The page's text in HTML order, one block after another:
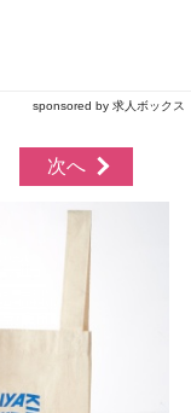
sponsored by 求人ボックス
次へ